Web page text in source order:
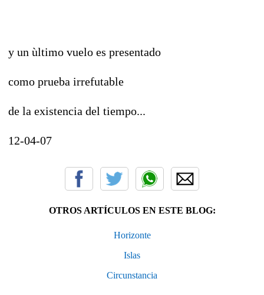
y un ùltimo vuelo es presentado
como prueba irrefutable
de la existencia del tiempo...
12-04-07
OTROS ARTÍCULOS EN ESTE BLOG:
Horizonte
Islas
Circunstancia